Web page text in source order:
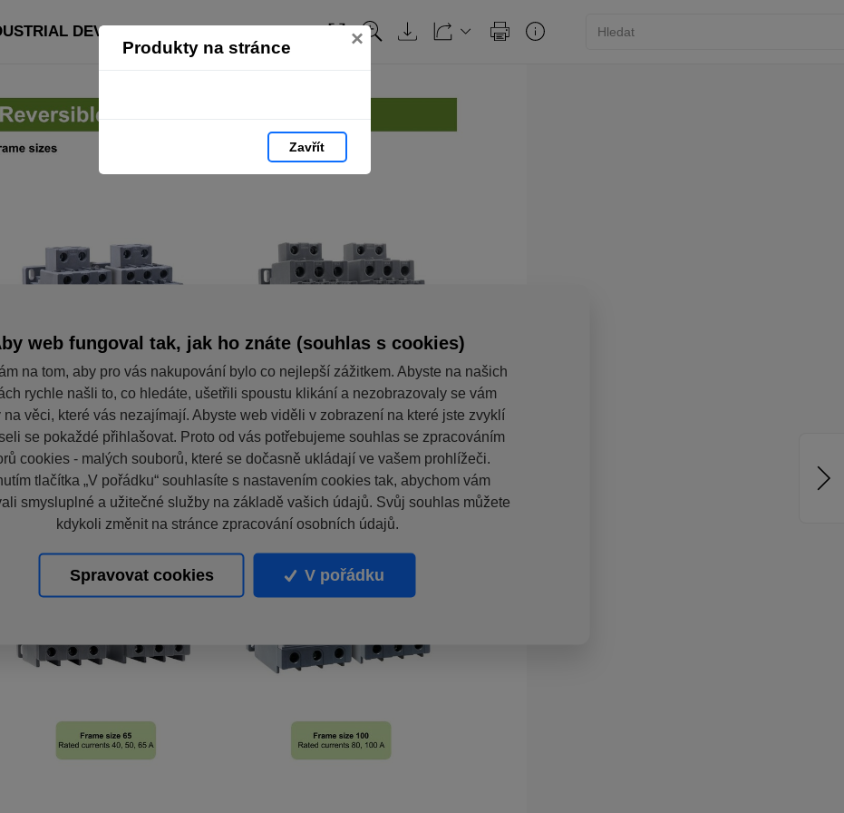
Produkty na stránce ×
Zavřít
DEVICES: strana 36
web fungoval tak, jak ho znáte (souhlas s cookies)
na tom, aby pro vás nakupování bylo co nejlepší zážitkem. Abyste na našich
rychle našli to, co hledáte, ušetřili spoustu klikání a nezobrazovaly se vám
na věci, které vás nezajímají. Abyste web viděli v zobrazení na které jste zvyklí
se pokaždé přihlašovat. Proto od vás potřebujeme souhlas se zpracováním
cookies - malých souborů, které se dočasně ukládají ve vašem prohlížeči.
tlačítka „V pořádku“ souhlasíte s nastavením cookies tak, abychom vám
smysluplné a užitečné služby na základě vašich údajů. Svůj souhlas můžete
kdykoli změnit na stránce zpracování osobních údajů.
Spravovat cookies V pořádku